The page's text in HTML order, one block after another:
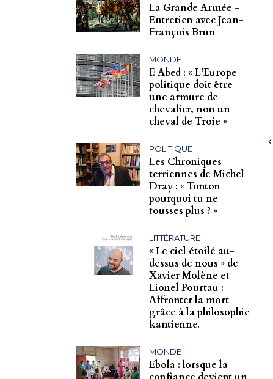
La Grande Armée -
Entretien avec Jean-
François Brun
MONDE
F. Abed : « L’Europe
politique doit être
une armure de
chevalier, non un
cheval de Troie »
POLITIQUE
Les Chroniques
terriennes de Michel
Dray : « Tonton
pourquoi tu ne
tousses plus ? »
LITTÉRATURE
« Le ciel étoilé au-
dessus de nous » de
Xavier Molène et
Lionel Pourtau :
Affronter la mort
grâce à la philosophie
kantienne.
MONDE
Ebola : lorsque la